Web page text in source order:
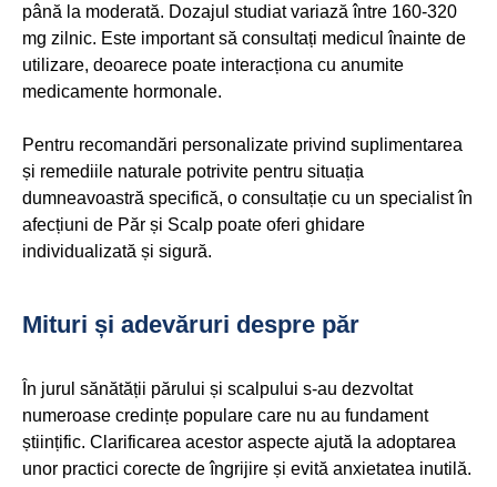
până la moderată. Dozajul studiat variază între 160-320
mg zilnic. Este important să consultați medicul înainte de
utilizare, deoarece poate interacționa cu anumite
medicamente hormonale.
Pentru recomandări personalizate privind suplimentarea
și remediile naturale potrivite pentru situația
dumneavoastră specifică, o consultație cu un specialist în
afecțiuni de Păr și Scalp poate oferi ghidare
individualizată și sigură.
Mituri și adevăruri despre păr
În jurul sănătății părului și scalpului s-au dezvoltat
numeroase credințe populare care nu au fundament
științific. Clarificarea acestor aspecte ajută la adoptarea
unor practici corecte de îngrijire și evită anxietatea inutilă.